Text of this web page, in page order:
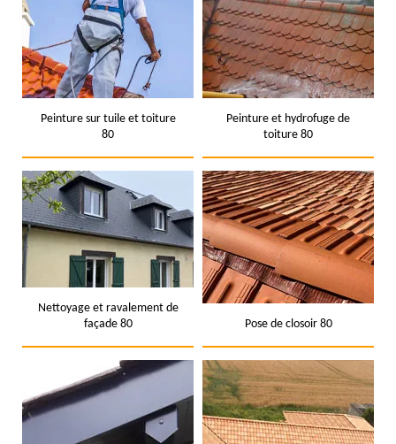
Peinture sur tuile et toiture
80
Peinture et hydrofuge de
toiture 80
Nettoyage et ravalement de
façade 80
Pose de closoir 80